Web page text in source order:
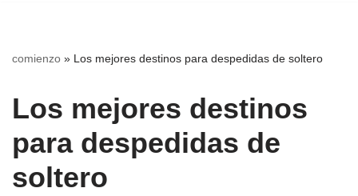
comienzo » Los mejores destinos para despedidas de soltero
Los mejores destinos
para despedidas de
soltero